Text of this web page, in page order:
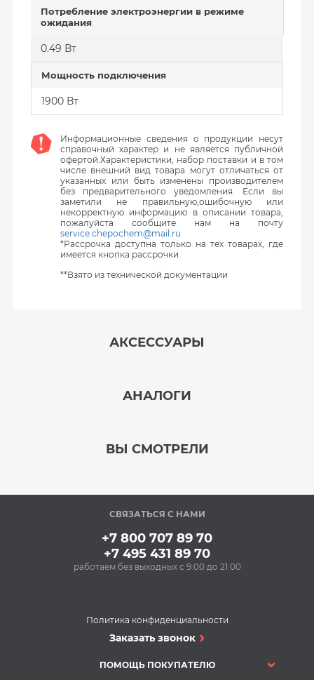
Потребление электроэнергии в режиме
ожидания
0.49 Вт
Мощность подключения
1900 Вт
Информационные сведения о продукции несут
справочный характер и не является публичной
офертой.Характеристики, набор поставки и в том
числе внешний вид товара могут отличаться от
указанных или быть изменены производителем
без предварительного уведомления. Если вы
заметили не правильную,ошибочную или
некорректную информацию в описании товара,
пожалуйста сообщите нам на почту
service.chepochem@mail.ru
*Рассрочка доступна только на тех товарах, где
имеется кнопка рассрочки
**Взято из технической документации
АКСЕССУАРЫ
машин BON BN-165
(500 мл)
300 Р
АНАЛОГИ
Посудомоечная
машина Gorenje GV
62010
ВЫ СМОТРЕЛИ
В наличии
СВЯЗАТЬСЯ С НАМИ
+7 800 707 89 70
+7 495 431 89 70
работаем без выходных с 9:00 до 21:00
Политика конфиденциальности
Заказать звонок
ПОМОЩЬ ПОКУПАТЕЛЮ